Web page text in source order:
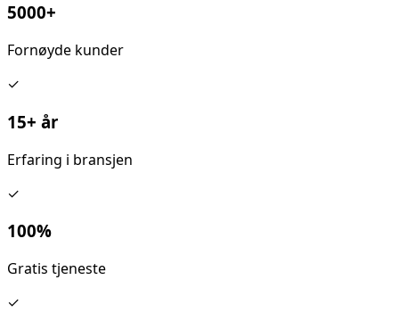
5000+
Fornøyde kunder
✓
15+ år
Erfaring i bransjen
✓
100%
Gratis tjeneste
✓